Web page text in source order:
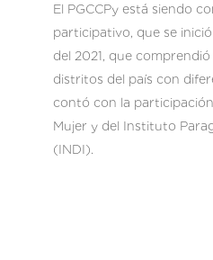
El PGCCPy está siendo
participativo, que se
del 2021, que
distritos del país con
contó con la
Mujer y del Instituto
(INDI).